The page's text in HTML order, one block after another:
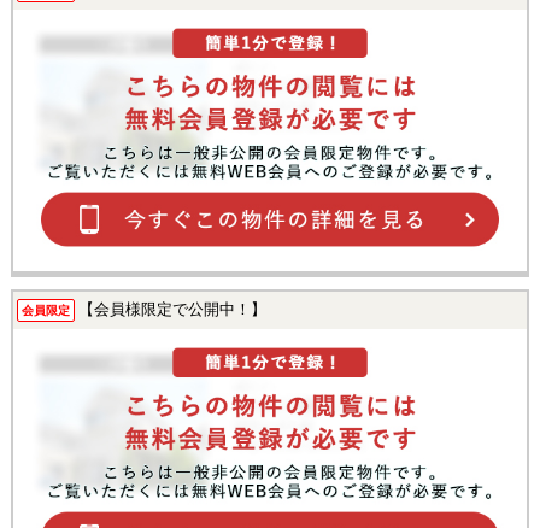
会員限定 【会員様限定で公開中！】